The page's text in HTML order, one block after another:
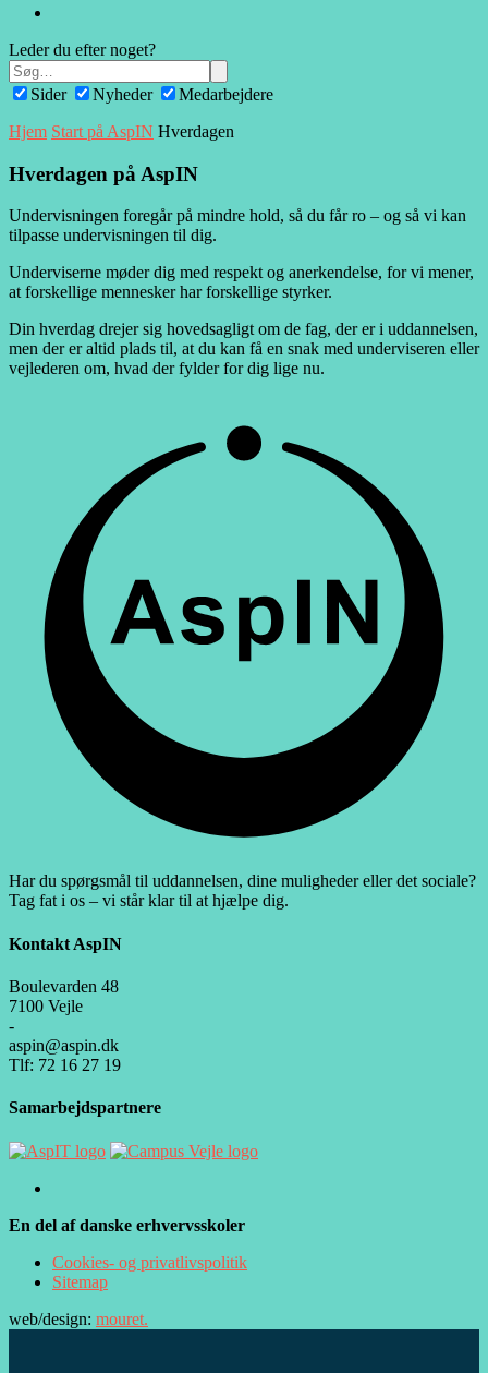
Leder du efter noget?
Sider Nyheder
Medarbejdere
Hjem Start på AspIN Hverdagen
Hverdagen på AspIN
Undervisningen foregår på mindre hold, så du får ro – og så vi kan
tilpasse undervisningen til dig.
Underviserne møder dig med respekt og anerkendelse, for vi mener,
at forskellige mennesker har forskellige styrker.
Din hverdag drejer sig hovedsagligt om de fag, der er i uddannelsen,
men der er altid plads til, at du kan få en snak med underviseren eller
vejlederen om, hvad der fylder for dig lige nu.
Har du spørgsmål til uddannelsen, dine muligheder eller det sociale?
Tag fat i os – vi står klar til at hjælpe dig.
Kontakt AspIN
Boulevarden 48
7100 Vejle
-
aspin@aspin.dk
Tlf: 72 16 27 19
Samarbejdspartnere
En del af danske erhvervsskoler
Cookies- og privatlivspolitik
Sitemap
web/design: mouret.